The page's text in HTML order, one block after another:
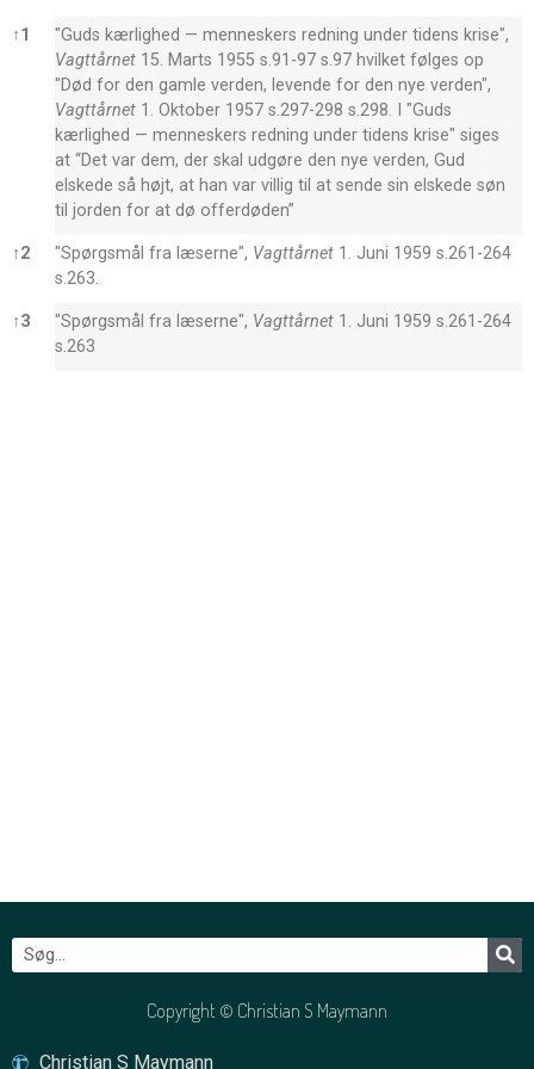
Noter
↑1
"Guds kærlighed — menneskers redning under tidens krise",
Vagttårnet 15. Marts 1955 s.91-97 s.97 hvilket følges op
"Død for den gamle verden, levende for den nye verden",
Vagttårnet 1. Oktober 1957 s.297-298 s.298. I "Guds
kærlighed — menneskers redning under tidens krise" siges
at “Det var dem, der skal udgøre den nye verden, Gud
elskede så højt, at han var villig til at sende sin elskede søn
til jorden for at dø offerdøden”
↑2 "Spørgsmål fra læserne", Vagttårnet 1. Juni 1959 s.261-264
s.263.
↑3 "Spørgsmål fra læserne", Vagttårnet 1. Juni 1959 s.261-264
s.263
Christian S Maymann
Copyright © Christian S Maymann